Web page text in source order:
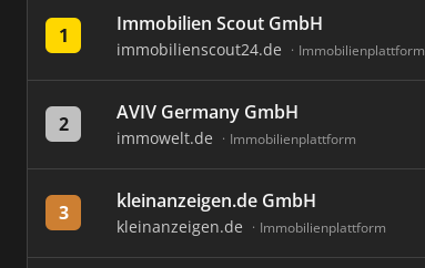
1 Immobilien Scout GmbH
immobilienscout24.de Immobilienplattform
2 AVIV Germany GmbH
immowelt.de Immobilienplattform
3 kleinanzeigen.de GmbH
kleinanzeigen.de Immobilienplattform